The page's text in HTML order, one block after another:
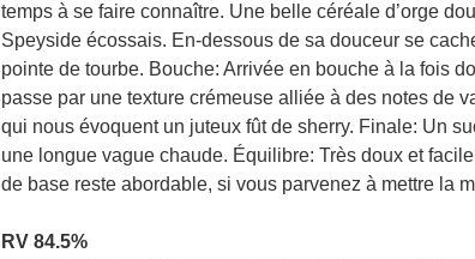
temps à se faire connaître. Une belle céréale d’orge
Speyside écossais. En-dessous de sa douceur se
pointe de tourbe. Bouche: Arrivée en bouche à la fois
passe par une texture crémeuse alliée à des notes de
qui nous évoquent un juteux fût de sherry. Finale: Un
une longue vague chaude. Équilibre: Très doux et
de base reste abordable, si vous parvenez à mettre la
RV 84.5%